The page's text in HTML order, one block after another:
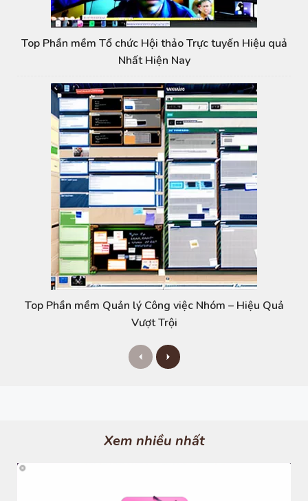
Top Phần mềm Tổ chức Hội thảo Trực tuyến Hiệu quả
Nhất Hiện Nay
Top Phần mềm Quản lý Công việc Nhóm – Hiệu Quả
Vượt Trội
P
r
s
N
e
Xem nhiều nhất